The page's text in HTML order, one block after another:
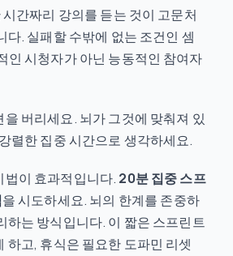
간짜리 강의를 듣는 것이 고문처
다. 실패할 수밖에 없는 조건인 셈
인 시청자가 아닌 능동적인 참여자
버리세요. 뇌가 그것에 맞춰져 있
렬한 집중 시간으로 생각하세요.
법이 효과적입니다. 20분 집중 스프
을 시도하세요. 뇌의 한계를 존중하
하는 방식입니다. 이 짧은 스프린트
하고, 휴식은 필요한 도파민 리셋